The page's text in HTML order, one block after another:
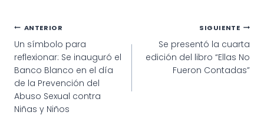
Navegación
de
entradas
ANTERIOR
Un símbolo para
reflexionar: Se inauguró el
Banco Blanco en el día
de la Prevención del
Abuso Sexual contra
Niñas y Niños
SIGUIENTE
Se presentó la cuarta
edición del libro “Ellas No
Fueron Contadas”